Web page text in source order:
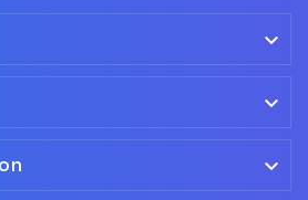


